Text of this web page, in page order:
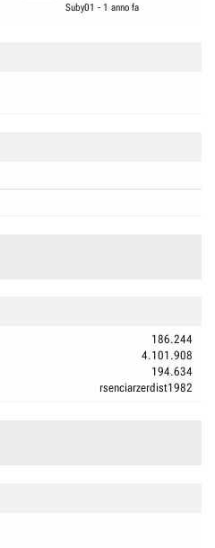
Suby01 - 1 anno fa
186.244
4.101.908
194.634
rsenciarzerdist1982